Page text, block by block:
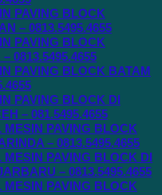
PAVING BLOCK
– 0813.5495.4655
PAVING BLOCK
0813.5495.4655
PAVING BLOCK BATAM
PAVING BLOCK DI
– 081.5495.4655
MESIN PAVING BLOCK
– 0813.5495.4655
MESIN PAVING BLOCK DI
– 0813.5495.4655
MESIN PAVING BLOCK